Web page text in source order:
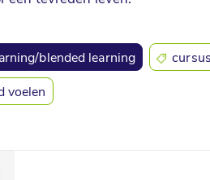
blended learning cursus
voelen